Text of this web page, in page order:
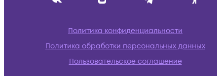
Политика конфиденциальности
Политика обработки персональных данных
Пользовательское соглашение